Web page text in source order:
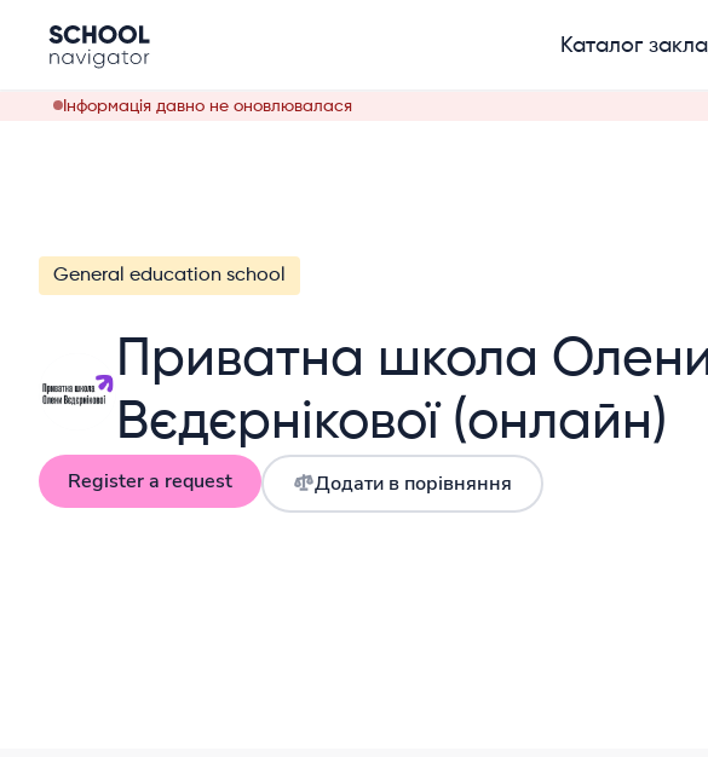
Каталог
Інформація давно не оновлювалася
General education school
Приватна школа
Вєдєрнікової (онлайн)
Register a request Додати в порівняння